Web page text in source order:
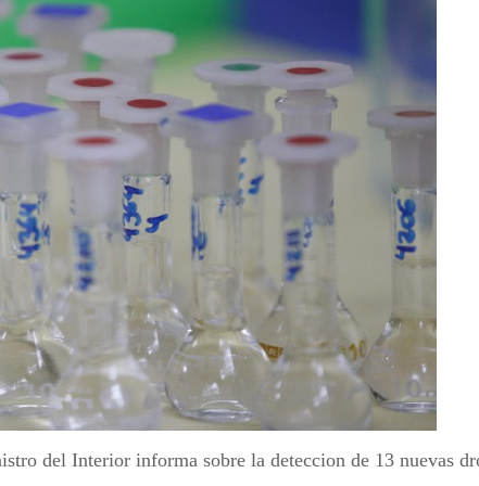
del Interior informa sobre la deteccion de 13 nuevas